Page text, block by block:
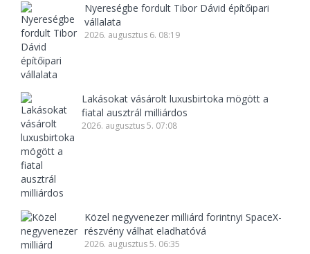
Nyereségbe fordult Tibor Dávid építőipari
vállalata
2026. augusztus 6. 08:19
Lakásokat vásárolt luxusbirtoka mögött a
fiatal ausztrál milliárdos
2026. augusztus 5. 07:08
Közel negyvenezer milliárd forintnyi SpaceX-
részvény válhat eladhatóvá
2026. augusztus 5. 06:35